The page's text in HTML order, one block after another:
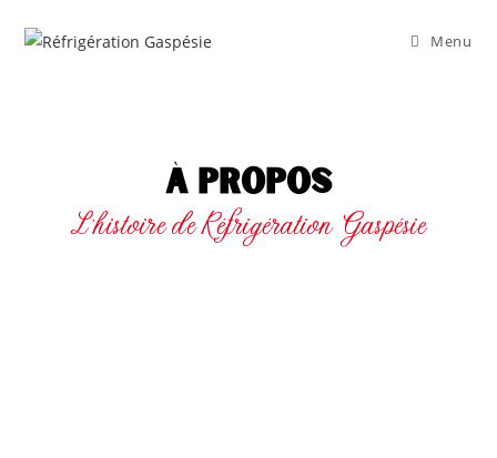
Menu
À propos
L’histoire de Réfrigération Gaspésie